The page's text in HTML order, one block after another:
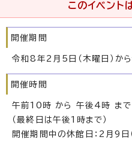
このイベント
開催期間
令和8年2月5日（木曜日）か
開催時間
午前10時 から 午後4時 まで
（最終日は午後1時まで）
開催期間中の休館日：2月9日